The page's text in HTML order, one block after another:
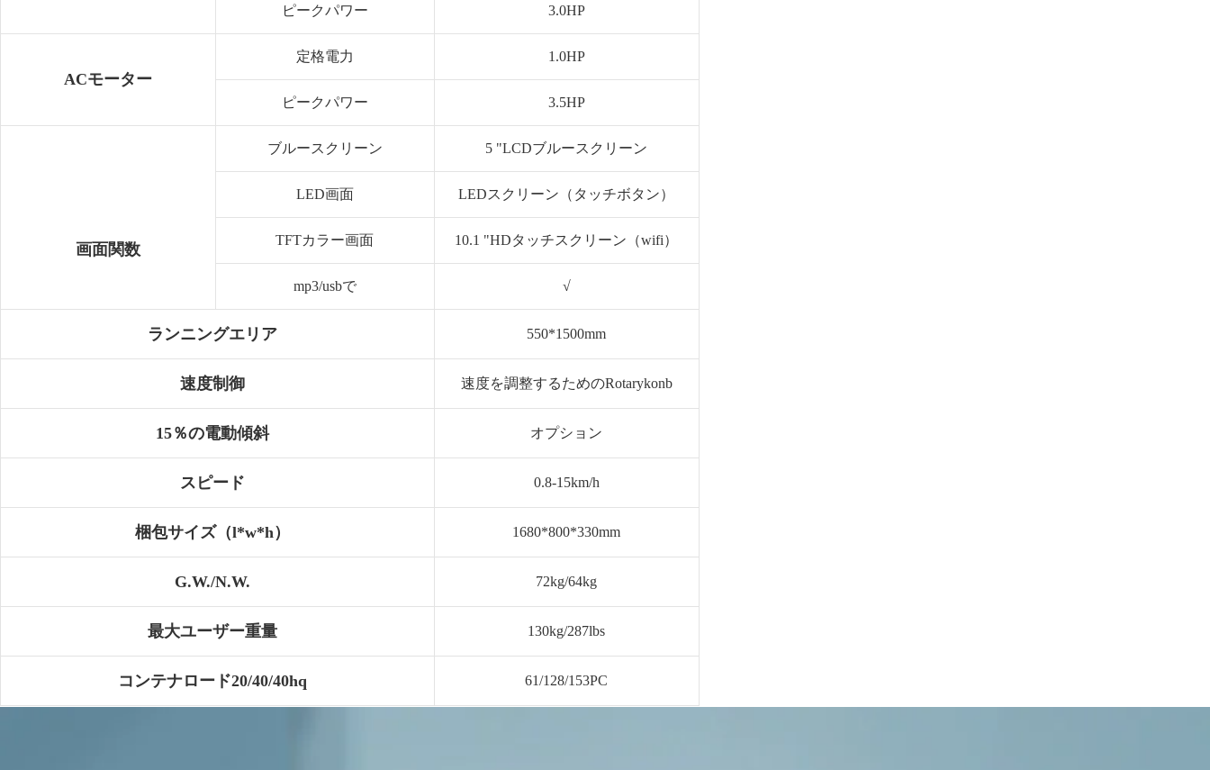
ピークパワー 3.0HP
ACモーター
定格電力 1.0HP
ピークパワー 3.5HP
画面関数
ブルースクリーン 5 "LCDブルースクリーン
LED画面 LEDスクリーン（タッチボタン）
TFTカラー画面 10.1 "HDタッチスクリーン（wifi）
mp3/usbで √
ランニングエリア 550*1500mm
速度制御 速度を調整するためのRotarykonb
15％の電動傾斜 オプション
スピード 0.8-15km/h
梱包サイズ（l*w*h） 1680*800*330mm
G.W./N.W. 72kg/64kg
最大ユーザー重量 130kg/287lbs
コンテナロード20/40/40hq 61/128/153PC